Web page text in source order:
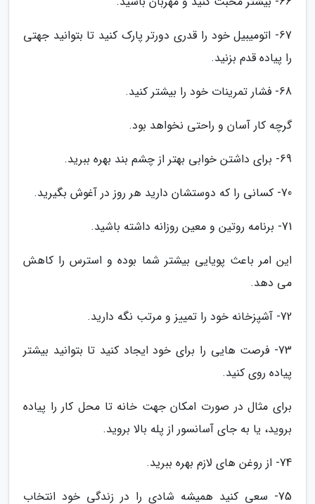
67- اتومیبیل خود را قدری دورتر پارک کنید تا بتوانید جهتی
را پیاده قدم بزنید.
68- فشار تمرینات خود را بیشتر کنید.
گرچه کار آسان و راحتی نخواهد بود.
69- برای داشتن خوابی بهتر از چشم بند بهره ببرید.
70- کسانی را که دوستشان دارید هر روز در آغوش بگیرید.
71- برنامه روتین و معین روزانه داشته باشید.
این امر باعث پویایی بیشتر شما بوده و استرس را کاهش
می دهد.
72- آشپزخانه خود را تمییز و مرتب نگه دارید.
73- فرصت هایی را برای خود ایجاد کنید تا بتوانید بیشتر
پیاده روی کنید.
برای مثال در صورت امکان جهت خانه تا محل کار را پیاده
بروید، یا به جای آسانسور از پله بالا بروید.
74- از روغن های لازم بهره ببرید.
75- سعی کنید همیشه شادی را در زندگی خود انتخاب